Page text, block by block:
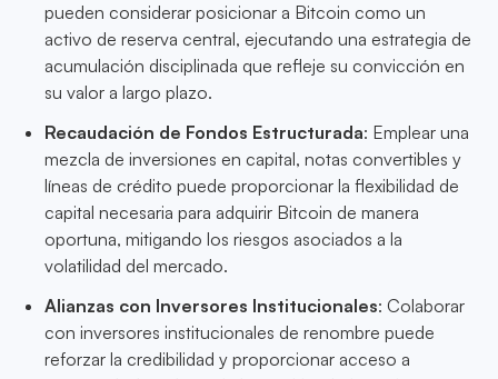
pueden considerar posicionar a Bitcoin como un
activo de reserva central, ejecutando una estrategia de
acumulación disciplinada que refleje su convicción en
su valor a largo plazo.
Recaudación de Fondos Estructurada: Emplear una
mezcla de inversiones en capital, notas convertibles y
líneas de crédito puede proporcionar la flexibilidad de
capital necesaria para adquirir Bitcoin de manera
oportuna, mitigando los riesgos asociados a la
volatilidad del mercado.
Alianzas con Inversores Institucionales: Colaborar
con inversores institucionales de renombre puede
reforzar la credibilidad y proporcionar acceso a